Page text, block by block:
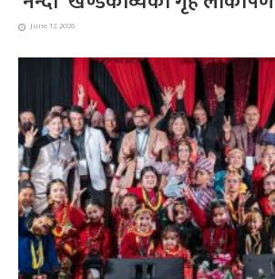
June 17, 2026